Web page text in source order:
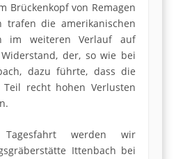
Brückenkopf von Remagen
trafen die amerikanischen
im weiteren Verlauf auf
der, so wie bei
dazu führte, dass die
recht hohen Verlusten
werden wir
Ittenbach bei